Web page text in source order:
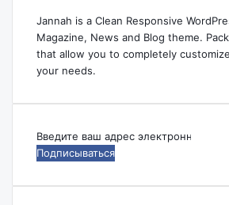
Jannah is a Clean Responsive
Magazine, News and Blog theme.
that allow you to completely
your needs.
Введите
ваш
электронной